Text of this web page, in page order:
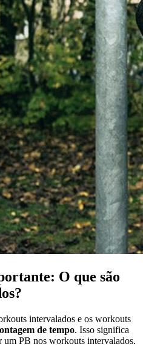
O que são
intervalados e os workouts
de tempo. Isso significa
um PB nos workouts intervalados.